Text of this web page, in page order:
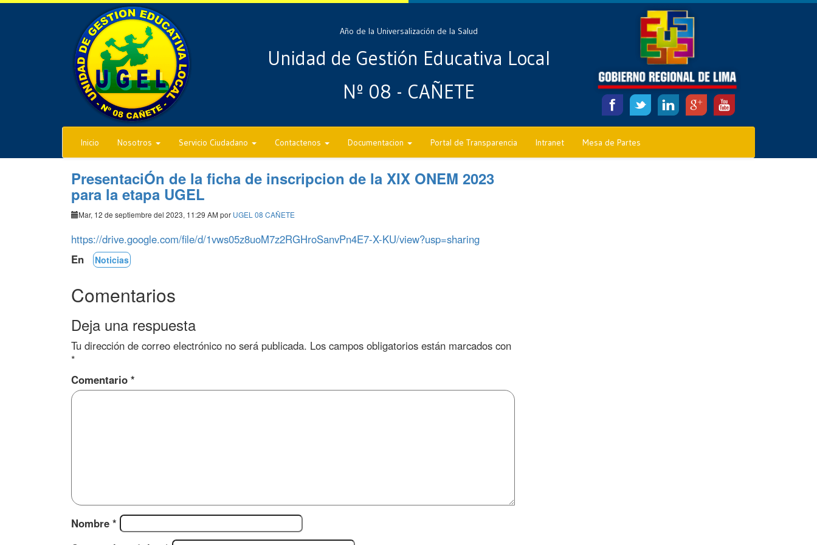
Año de la Universalización de la Salud
Unidad de Gestión Educativa Local
Nº 08 - CAÑETE
Inicio Nosotros Servicio Ciudadano Contactenos Documentacion Portal de Transparencia Intranet Mesa de Partes
PresentaciÓn de la ficha de inscripcion de la XIX ONEM 2023
para la etapa UGEL
Mar, 12 de septiembre del 2023, 11:29 AM por UGEL 08 CAÑETE
https://drive.google.com/file/d/1vws05z8uoM7z2RGHroSanvPn4E7-X-KU/view?usp=sharing
En
Noticias
Comentarios
Deja una respuesta
Tu dirección de correo electrónico no será publicada. Los campos obligatorios están marcados con
*
Comentario *
Nombre *